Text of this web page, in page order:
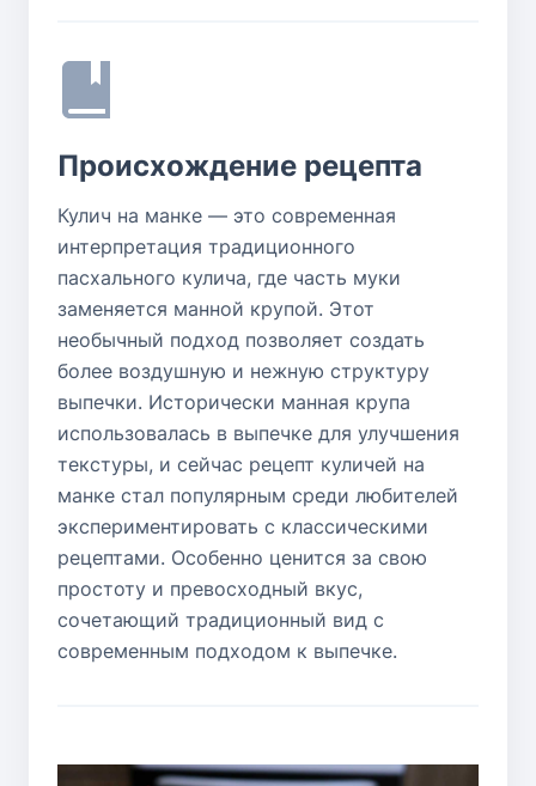
Происхождение рецепта
Кулич на манке — это современная
интерпретация традиционного
пасхального кулича, где часть муки
заменяется манной крупой. Этот
необычный подход позволяет создать
более воздушную и нежную структуру
выпечки. Исторически манная крупа
использовалась в выпечке для улучшения
текстуры, и сейчас рецепт куличей на
манке стал популярным среди любителей
экспериментировать с классическими
рецептами. Особенно ценится за свою
простоту и превосходный вкус,
сочетающий традиционный вид с
современным подходом к выпечке.